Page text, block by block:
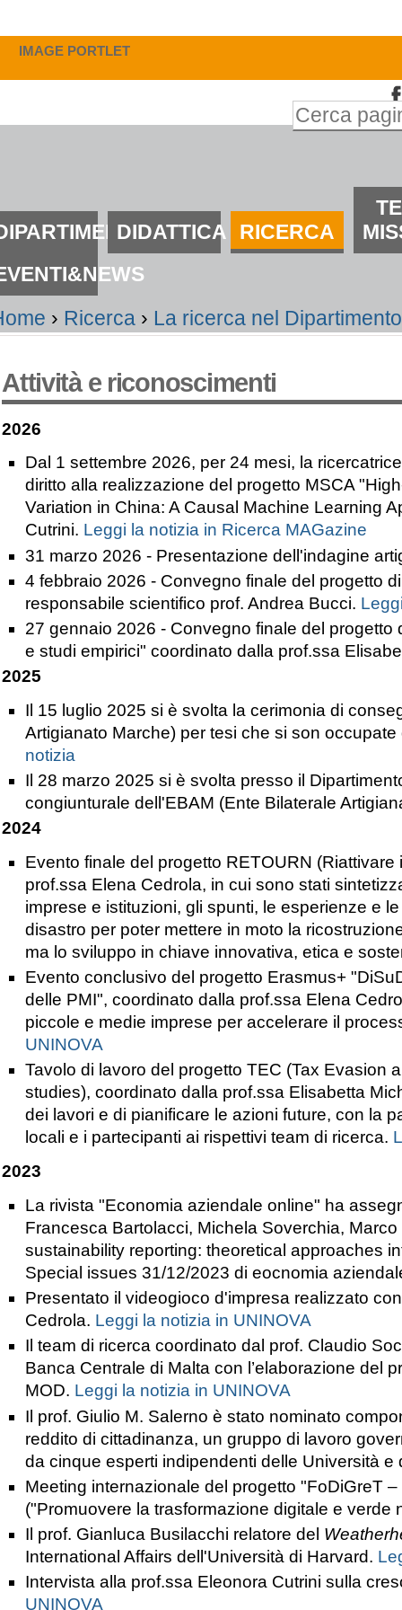
Inserire il
IMAGE PORTLET
DIDATTICA RICERCA
› Ricerca › La ricerca nel Dipartimento
Attività e riconoscimenti
2026
Dal 1 settembre 2026, per 24 mesi, la
diritto alla realizzazione del progetto MSCA "
Variation in China: A Causal Machine Learning
Cutrini. Leggi la notizia in Ricerca MAGazine
31 marzo 2026 - Presentazione dell'indagine
4 febbraio 2026 - Convegno finale del progetto
responsabile scientifico prof. Andrea Bucci.
27 gennaio 2026 - Convegno finale del
e studi empirici" coordinato dalla prof.ssa
2025
Il 15 luglio 2025 si è svolta la cerimonia di
Artigianato Marche) per tesi che si son
notizia
Il 28 marzo 2025 si è svolta presso il
congiunturale dell'EBAM (Ente Bilaterale
2024
Evento finale del progetto RETOURN (Riattivare
prof.ssa Elena Cedrola, in cui sono stati
imprese e istituzioni, gli spunti, le esperienze e
disastro per poter mettere in moto la
ma lo sviluppo in chiave innovativa, etica e
Evento conclusivo del progetto Erasmus+
delle PMI", coordinato dalla prof.ssa Elena
piccole e medie imprese per accelerare il
UNINOVA
Tavolo di lavoro del progetto TEC (Tax Evasion
studies), coordinato dalla prof.ssa Elisabetta
dei lavori e di pianificare le azioni future, con la
locali e i partecipanti ai rispettivi team di ricerca.
2023
La rivista "Economia aziendale online" ha
Francesca Bartolacci, Michela Soverchia,
sustainability reporting: theoretical approaches
Special issues 31/12/2023 di eocnomia
Presentato il videogioco d'impresa realizzato
Cedrola. Leggi la notizia in UNINOVA
Il team di ricerca coordinato dal prof. Claudio
Banca Centrale di Malta con l’elaborazione del
MOD. Leggi la notizia in UNINOVA
Il prof. Giulio M. Salerno è stato nominato
reddito di cittadinanza, un gruppo di lavoro
da cinque esperti indipendenti delle Università e
Meeting internazionale del progetto "FoDiGreT
("Promuovere la trasformazione digitale e verde
Il prof. Gianluca Busilacchi relatore del
International Affairs dell'Università di Harvard.
Intervista alla prof.ssa Eleonora Cutrini sulla
UNINOVA